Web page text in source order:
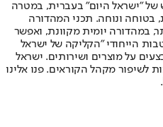
של "ישראל היום" בעברית, במטרה
בטוחה ונוחה. תכני המהדורה
במהדורה יומית מקוונת, ואפשר
הייחודי "הקליקה של ישראל
על מוצרים ושירותים. ישראל
לשיפור מקהל הקוראים. פנו אלינו